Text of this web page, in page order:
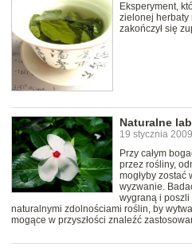
Eksperyment,
zielonej herbaty
zakończył się
Naturalne
19 stycznia
Przy całym
przez rośliny,
mogłyby zostać
wyzwanie.
wygraną i
naturalnymi zdolnościami roślin, by
mogące w przyszłości znaleźć